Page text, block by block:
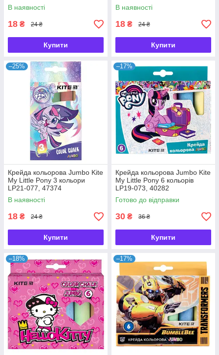
В наявності
18 ₴ 24 ₴
Купити
В наявності
18 ₴ 24 ₴
Купити
–25%
Крейда кольорова Jumbo Kite
My Little Pony 3 кольори
LP21-077, 47374
В наявності
18 ₴ 24 ₴
Купити
–17%
Крейда кольорова Jumbo Kite
My Little Pony 6 кольорів
LP19-073, 40282
Готово до відправки
30 ₴ 36 ₴
Купити
–18% –17%